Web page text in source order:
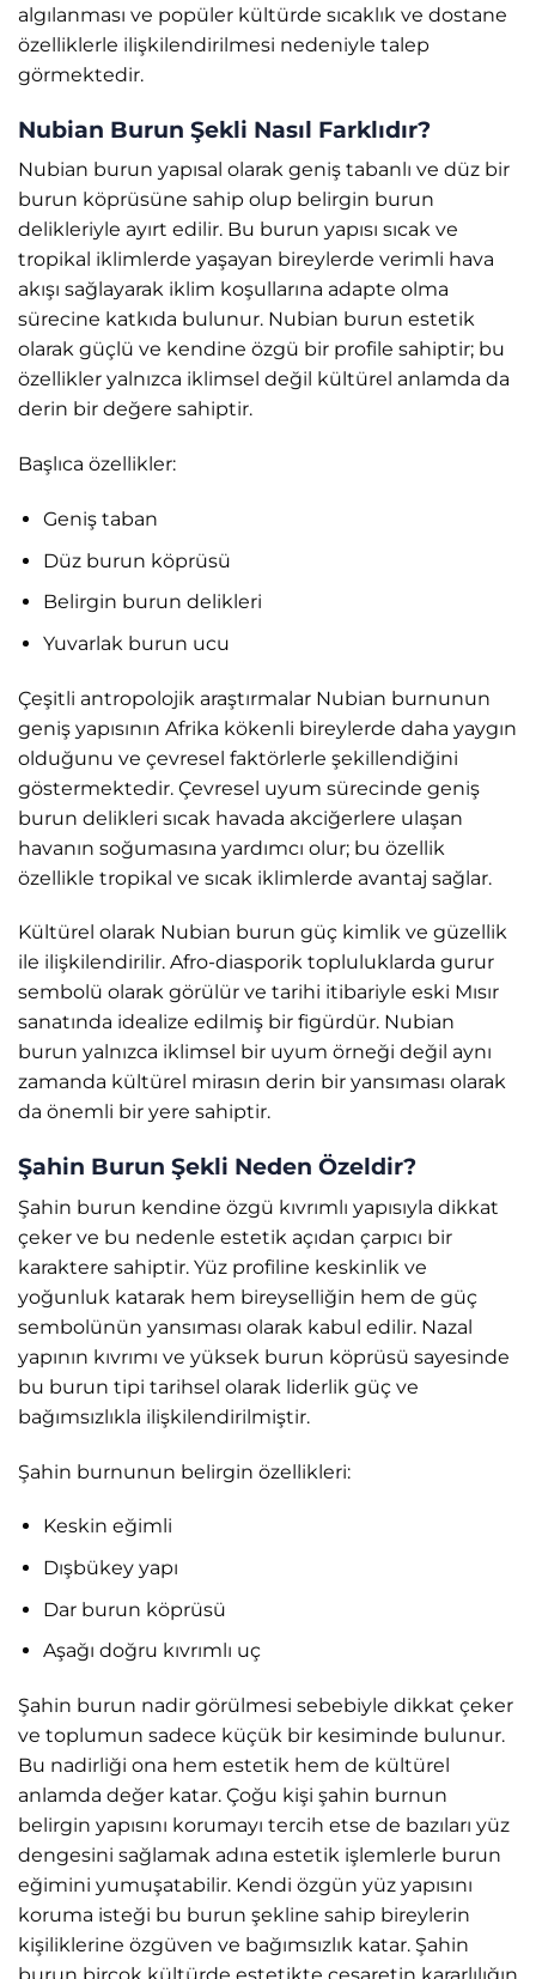
algılanması ve popüler kültürde sıcaklık ve dostane
özelliklerle ilişkilendirilmesi nedeniyle talep
görmektedir.
Nubian Burun Şekli Nasıl Farklıdır?
Nubian burun yapısal olarak geniş tabanlı ve düz bir
burun köprüsüne sahip olup belirgin burun
delikleriyle ayırt edilir. Bu burun yapısı sıcak ve
tropikal iklimlerde yaşayan bireylerde verimli hava
akışı sağlayarak iklim koşullarına adapte olma
sürecine katkıda bulunur. Nubian burun estetik
olarak güçlü ve kendine özgü bir profile sahiptir; bu
özellikler yalnızca iklimsel değil kültürel anlamda da
derin bir değere sahiptir.
Başlıca özellikler:
Geniş taban
Düz burun köprüsü
Belirgin burun delikleri
Yuvarlak burun ucu
Çeşitli antropolojik araştırmalar Nubian burnunun
geniş yapısının Afrika kökenli bireylerde daha yaygın
olduğunu ve çevresel faktörlerle şekillendiğini
göstermektedir. Çevresel uyum sürecinde geniş
burun delikleri sıcak havada akciğerlere ulaşan
havanın soğumasına yardımcı olur; bu özellik
özellikle tropikal ve sıcak iklimlerde avantaj sağlar.
Kültürel olarak Nubian burun güç kimlik ve güzellik
ile ilişkilendirilir. Afro-diasporik topluluklarda gurur
sembolü olarak görülür ve tarihi itibariyle eski Mısır
sanatında idealize edilmiş bir figürdür. Nubian
burun yalnızca iklimsel bir uyum örneği değil aynı
zamanda kültürel mirasın derin bir yansıması olarak
da önemli bir yere sahiptir.
Şahin Burun Şekli Neden Özeldir?
Şahin burun kendine özgü kıvrımlı yapısıyla dikkat
çeker ve bu nedenle estetik açıdan çarpıcı bir
karaktere sahiptir. Yüz profiline keskinlik ve
yoğunluk katarak hem bireyselliğin hem de güç
sembolünün yansıması olarak kabul edilir. Nazal
yapının kıvrımı ve yüksek burun köprüsü sayesinde
bu burun tipi tarihsel olarak liderlik güç ve
bağımsızlıkla ilişkilendirilmiştir.
Şahin burnunun belirgin özellikleri:
Keskin eğimli
Dışbükey yapı
Dar burun köprüsü
Aşağı doğru kıvrımlı uç
Şahin burun nadir görülmesi sebebiyle dikkat çeker
ve toplumun sadece küçük bir kesiminde bulunur.
Bu nadirliği ona hem estetik hem de kültürel
anlamda değer katar. Çoğu kişi şahin burnun
belirgin yapısını korumayı tercih etse de bazıları yüz
dengesini sağlamak adına estetik işlemlerle burun
eğimini yumuşatabilir. Kendi özgün yüz yapısını
koruma isteği bu burun şekline sahip bireylerin
kişiliklerine özgüven ve bağımsızlık katar. Şahin